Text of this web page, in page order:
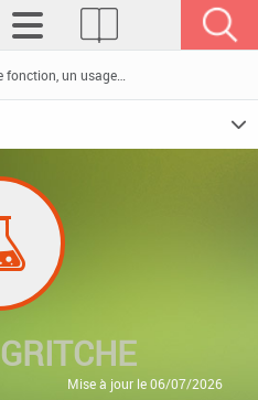
GRITCHE
Mise à jour le 06/07/2026